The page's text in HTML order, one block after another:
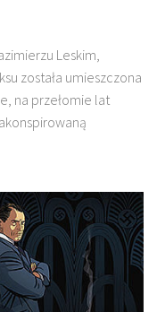
Leskim,
została umieszczona
na przełomie lat